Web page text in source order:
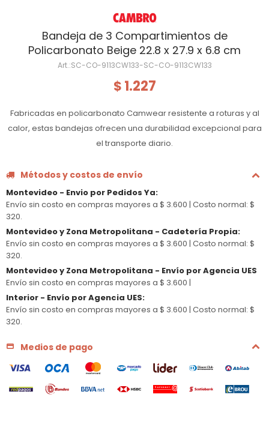
Bandeja de 3 Compartimientos de
Policarbonato Beige 22.8 x 27.9 x 6.8 cm
SC-CO-9113CW133-SC-CO-9113CW133
$ 1.227
Fabricadas en policarbonato Camwear resistente a roturas y al
calor, estas bandejas ofrecen una durabilidad excepcional para
el transporte diario.
Métodos y costos de envío
Montevideo - Envio por Pedidos Ya:
Envío sin costo en compras mayores a $ 3.600 | Costo normal: $
320.
Montevideo y Zona Metropolitana - Cadetería Propia:
Envío sin costo en compras mayores a $ 3.600 | Costo normal: $
320.
Montevideo y Zona Metropolitana - Envío por Agencia UES
Envío sin costo en compras mayores a $ 3.600 |
Interior - Envío por Agencia UES:
Envío sin costo en compras mayores a $ 3.600 | Costo normal: $
320.
Medios de pago